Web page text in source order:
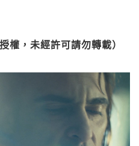
權，未經許可請勿轉載）